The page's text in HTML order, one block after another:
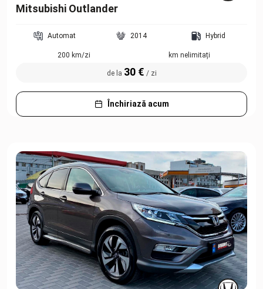
Mitsubishi Outlander
Automat 2014 Hybrid
200 km/zi km nelimitați
de la 30 € / zi
Închiriază acum